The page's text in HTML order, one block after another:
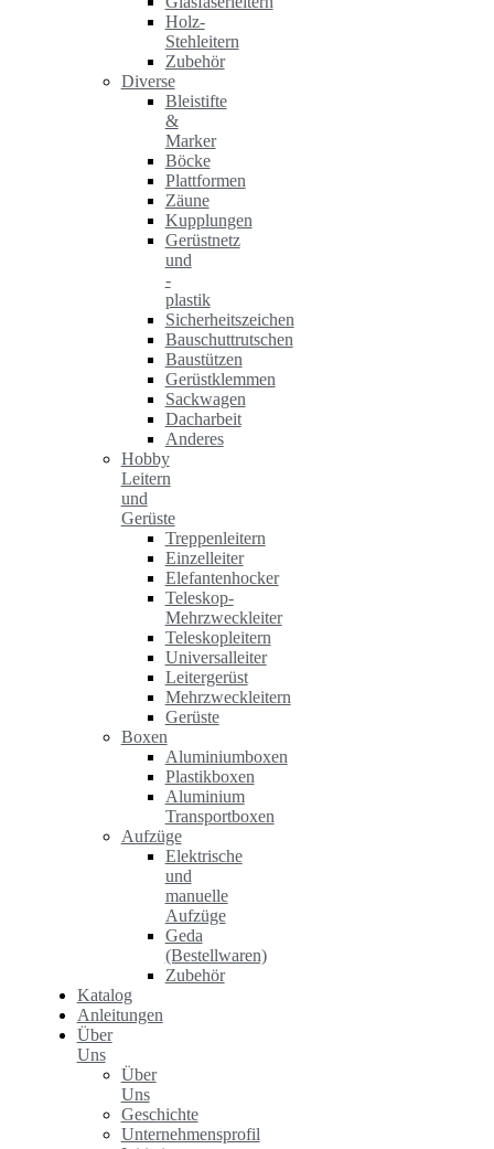
Holz-
Stehleitern
Zubehör
Diverse
Bleistifte
&
Marker
Böcke
Plattformen
Zäune
Kupplungen
Gerüstnetz
und
-
plastik
Sicherheitszeichen
Bauschuttrutschen
Baustützen
Gerüstklemmen
Sackwagen
Dacharbeit
Anderes
Hobby
Leitern
und
Gerüste
Treppenleitern
Einzelleiter
Elefantenhocker
Teleskop-
Mehrzweckleiter
Teleskopleitern
Universalleiter
Leitergerüst
Mehrzweckleitern
Gerüste
Boxen
Aluminiumboxen
Plastikboxen
Aluminium
Transportboxen
Aufzüge
Elektrische
und
manuelle
Aufzüge
Geda
(Bestellwaren)
Zubehör
Katalog
Anleitungen
Über
Uns
Über
Uns
Geschichte
Unternehmensprofil